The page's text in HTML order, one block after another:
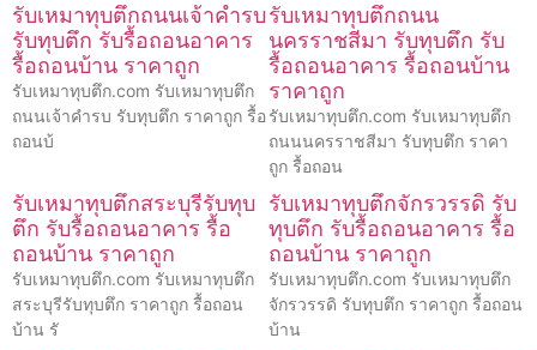
รับเหมาทุบตึกถนนเจ้าคำรบ
รับทุบตึก รับรื้อถอนอาคาร
รื้อถอนบ้าน ราคาถูก
รับเหมาทุบตึก.com รับเหมาทุบตึก
ถนนเจ้าคำรบ รับทุบตึก ราคาถูก รื้อ
ถอนบ้
รับเหมาทุบตึกถนน
นครราชสีมา รับทุบตึก รับ
รื้อถอนอาคาร รื้อถอนบ้าน
ราคาถูก
รับเหมาทุบตึก.com รับเหมาทุบตึก
ถนนนครราชสีมา รับทุบตึก ราคา
ถูก รื้อถอน
รับเหมาทุบตึกสระบุรีรับทุบ
ตึก รับรื้อถอนอาคาร รื้อ
ถอนบ้าน ราคาถูก
รับเหมาทุบตึก.com รับเหมาทุบตึก
สระบุรีรับทุบตึก ราคาถูก รื้อถอน
บ้าน รั
รับเหมาทุบตึกจักรวรรดิ รับ
ทุบตึก รับรื้อถอนอาคาร รื้อ
ถอนบ้าน ราคาถูก
รับเหมาทุบตึก.com รับเหมาทุบตึก
จักรวรรดิ รับทุบตึก ราคาถูก รื้อถอน
บ้าน